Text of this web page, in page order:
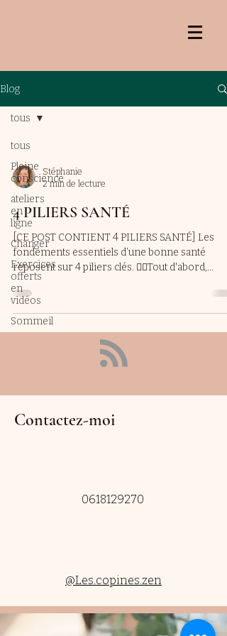
Blog
tous
Pleine
conscience
ateliers
en
ligne
Changer
Exercices
offerts
en
vidéos
Sommeil
tous
Stéphanie
2 min de lecture
4 PILIERS SANTÉ
[CE POST CONTIENT 4 PILIERS SANTÉ] Les
fondements essentiels d’une bonne santé
reposent sur 4 piliers clés. 🏃‍♀️Tout d'abord,...
Contactez-moi
0618129270
@Les.copines.zen